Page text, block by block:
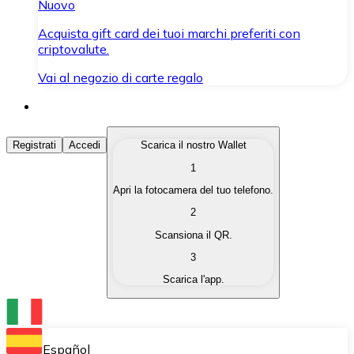
Nuovo
Acquista gift card dei tuoi marchi preferiti con
criptovalute.
Vai al negozio di carte regalo
Acquista Criptovalute
Acquista le criptovalute che ti interessano in modo
Converti le tue criptovalute in valuta fiat quando ne
Scambia una criptovaluta con un'altra
Conserva le tue cripto in un Wallet self-custodial.
Registrati Accedi
Scarica il nostro Wallet
1
Apri la fotocamera del tuo telefono.
2
Scansiona il QR.
3
Scarica l'app.
Español